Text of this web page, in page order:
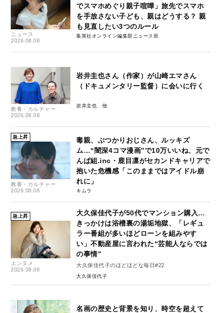
ニュース
2026.08.08
でスマホめぐり親子喧嘩」旅先でスマホ
を手放さない子ども、親はどうする？ 親
も見直したい3つのルール
集英社オンライン編集部ニュース班
教養・カルチャー
2026.08.08
岩井圭也さん（作家）が山崎エマさん
（ドキュメンタリー監督）に会いに行く
岩井圭也
急上昇
教養・カルチャー
2026.08.08
毒親、ぶつかりおじさん、ルッキズ
ム…“闇深4コマ漫画”で10万いいね、元で
んぱ組.inc・鹿目凛がセカンドキャリアで
抱いた危機感「このままではアイドル崩
れに」
キムラ
急上昇
エンタメ
2026.08.08
大久保佳代子が50代でマンション購入…
きっかけは浴槽裏の湯垢地獄、「レギュ
ラー番組が多いほどローンを組みやす
い」不動産屋に言われた“芸能人ならでは
の事情”
大久保佳代子のほどほどな毎日#22
大久保佳代子
名画の歴史と背景を知り、時空を超えて